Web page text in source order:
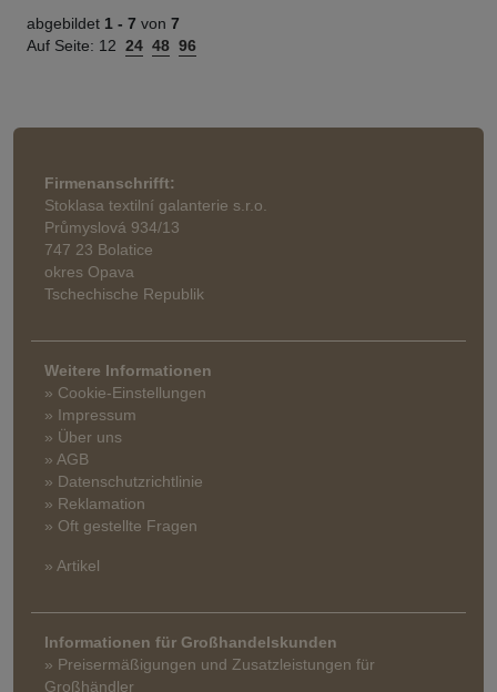
abgebildet 1 - 7 von 7
Auf Seite: 12 24 48 96
Firmenanschrifft:
Stoklasa textilní galanterie s.r.o.
Průmyslová 934/13
747 23 Bolatice
okres Opava
Tschechische Republik
Weitere Informationen
» Cookie-Einstellungen
» Impressum
» Über uns
» AGB
» Datenschutzrichtlinie
» Reklamation
» Oft gestellte Fragen
» Artikel
Informationen für Großhandelskunden
» Preisermäßigungen und Zusatzleistungen für
Großhändler